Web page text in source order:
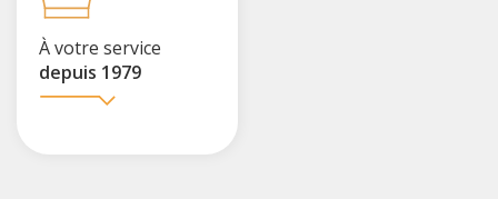
À votre service
depuis 1979